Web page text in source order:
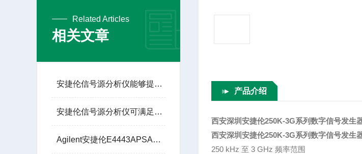
产品介绍
西安深圳安捷伦250K-3G系列数字信号发生
西安深圳安捷伦250K-3G系列数字信号发生
250 kHz 至 3 GHz 频率范围
Related Articles
相关文章
安捷伦信号源分析仪能够提供自动校准功能
安捷伦信号源分析仪可满足不同信号类型的测试需求
Agilent安捷伦E4443APSA频谱分析仪3Hz-6G使用手册